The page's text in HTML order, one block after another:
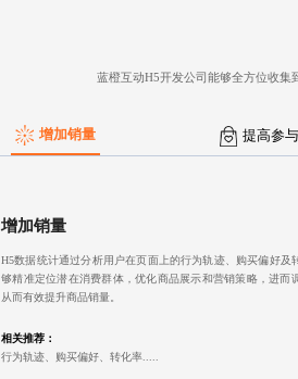
蓝橙互动H5开发公司能够全方位收集
增加销量 提高参与
增加销量
H5数据统计通过分析用户在页面上的行为轨迹、购买偏好及
够精准定位潜在消费群体，优化商品展示和营销策略，进而
从而有效提升商品销量。
相关推荐：
行为轨迹、购买偏好、转化率.....